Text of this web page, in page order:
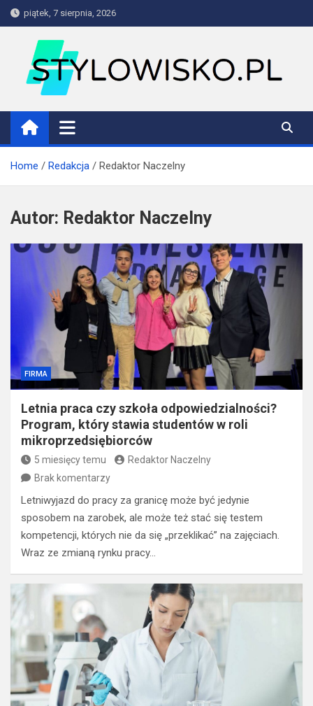
Skip
to
piątek, 7 sierpnia, 2026
stylowisko.pl
Blog
Home Redakcja Redaktor Naczelny
Autor: Redaktor Naczelny
FIRMA
Letnia praca czy szkoła odpowiedzialności?
Program, który stawia studentów w roli
mikroprzedsiębiorców
5 miesięcy temu
Redaktor Naczelny
Brak komentarzy
Letniwyjazd do pracy za granicę może być jedynie
sposobem na zarobek, ale może też stać się testem
kompetencji, których nie da się „przeklikać” na zajęciach.
Wraz ze zmianą rynku pracy…